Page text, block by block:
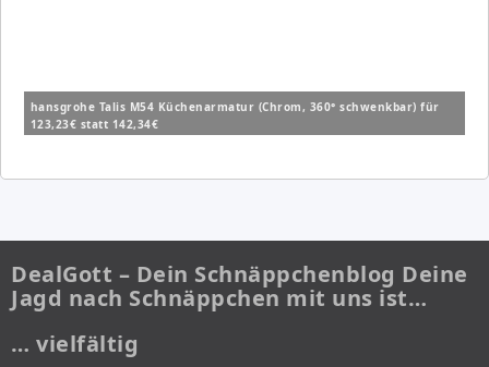
hansgrohe Talis M54 Küchenarmatur (Chrom, 360° schwenkbar) für
123,23€ statt 142,34€
DealGott – Dein Schnäppchenblog Deine
Jagd nach Schnäppchen mit uns ist…
… vielfältig